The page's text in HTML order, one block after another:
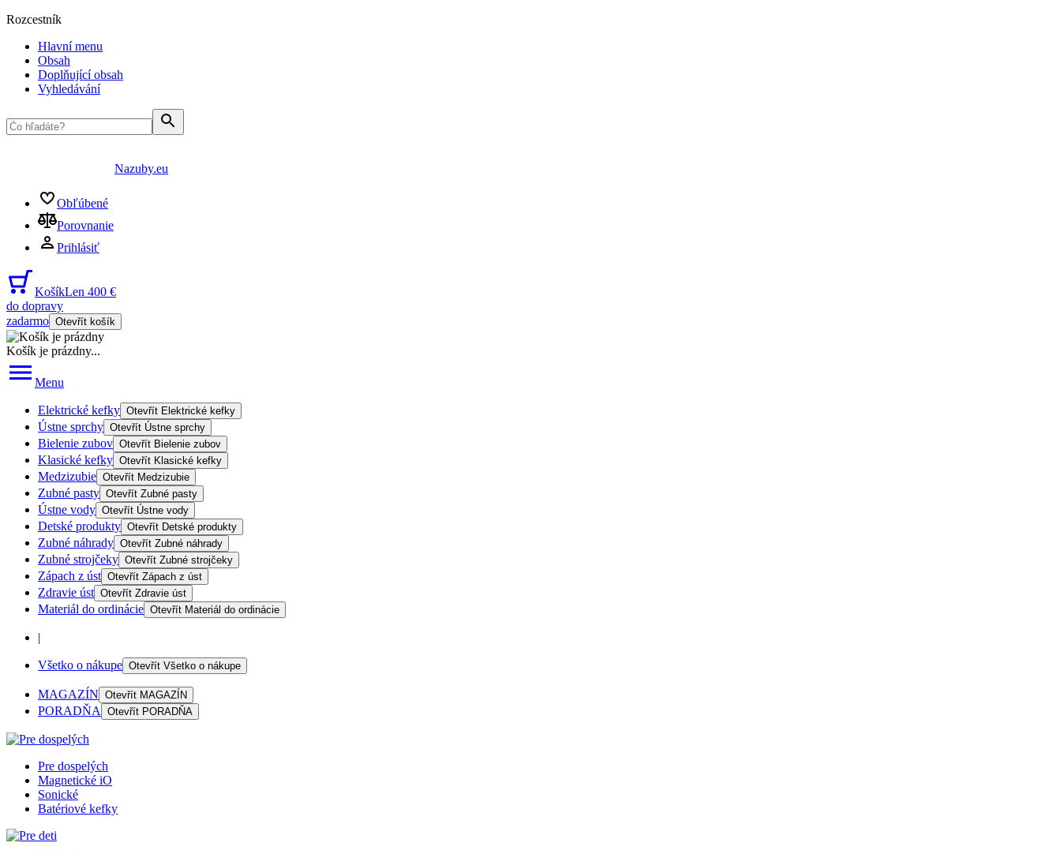
Rozcestník
Hlavní menu
Obsah
Doplňující obsah
Vyhledávání
Nazuby.eu
Obľúbené
Porovnanie
Prihlásiť
KošíkLen 400 €
do dopravy
zadarmo Otevřít košík
Košík je prázdny...
Menu
Elektrické kefky Otevřít Elektrické kefky
Ústne sprchy Otevřít Ústne sprchy
Bielenie zubov Otevřít Bielenie zubov
Klasické kefky Otevřít Klasické kefky
Medzizubie Otevřít Medzizubie
Zubné pasty Otevřít Zubné pasty
Ústne vody Otevřít Ústne vody
Detské produkty Otevřít Detské produkty
Zubné náhrady Otevřít Zubné náhrady
Zubné strojčeky Otevřít Zubné strojčeky
Zápach z úst Otevřít Zápach z úst
Zdravie úst Otevřít Zdravie úst
Materiál do ordinácie Otevřít Materiál do ordinácie
|
Všetko o nákupe Otevřít Všetko o nákupe
MAGAZÍN Otevřít MAGAZÍN
PORADŇA Otevřít PORADŇA
Pre dospelých
Magnetické iO
Sonické
Batériové kefky